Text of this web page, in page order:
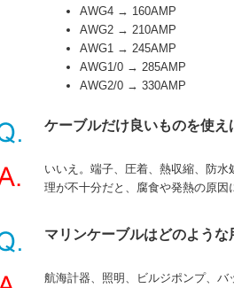
AWG4 → 160AMP
AWG2 → 210AMP
AWG1 → 245AMP
AWG1/0 → 285AMP
AWG2/0 → 330AMP
ケーブルだけ良いものを使え
いいえ。端子、圧着、熱収縮、防
理が不十分だと、腐食や発熱の原因
マリンケーブルはどのよう
航海計器、照明、ビルジポンプ、